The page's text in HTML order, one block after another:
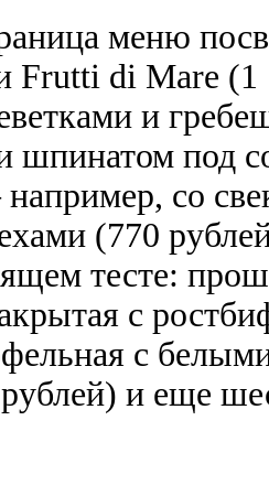
меню
Frutti di Mare
и
шпинатом под
со
(770
тесте:
с
с
рублей) и еще